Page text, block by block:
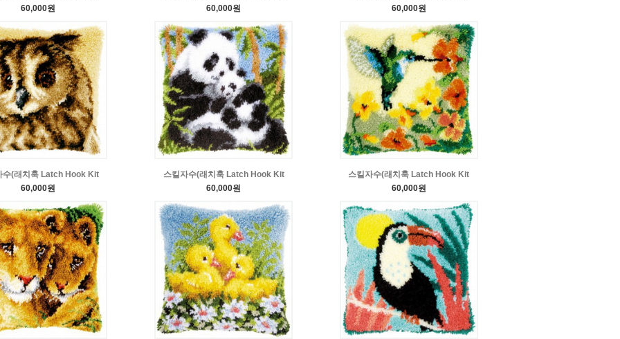
60,000원
60,000원
60,000원
수(래치훅 Latch Hook Kit
60,000원
스킬자수(래치훅 Latch Hook Kit
60,000원
스킬자수(래치훅 Latch Hook Kit
60,000원